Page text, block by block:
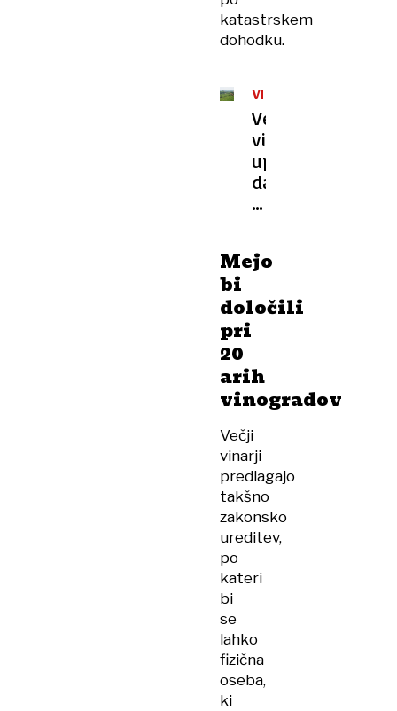
katastrskem
dohodku.
VINARSTVO
Večji
vinarji
upajo,
da
bo
o
odpravil
Mejo
bi
določili
pri
20
arih
vinogradov
Večji
vinarji
predlagajo
takšno
zakonsko
ureditev,
po
kateri
bi
se
lahko
fizična
oseba,
ki